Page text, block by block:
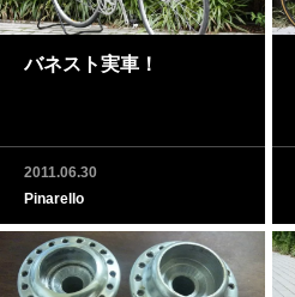
バネスト実車！
2011.06.30
Pinarello